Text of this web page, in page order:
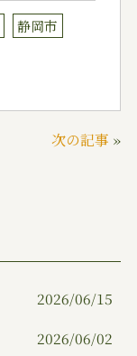
静岡市
次の記事 »
2026/06/15
2026/06/02